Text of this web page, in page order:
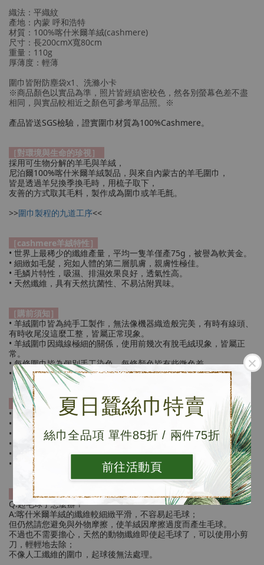
夏日蠶絲巾特賣
絲巾全品項 單件85折 / 兩件75折
前往活動頁
織法：平織紋
產地：內蒙 呼和浩特
材質：100%喀什米爾羊絨(cashmere)
尺寸：長200cmX寬80cm
重量：110g
厚薄度：輕薄
圍巾皆附防塵袋x1、洗滌小卡
※商品顏色以實品為準，照片皆經縝密校色，然各別螢幕色差不盡
相同，與實品較相近之顏色可參考單品照。※
產品皆送SGS檢驗，證實圍巾材質為100%Cashmere。
［對環境與生命的珍視］
採用可生物分解的羊毛與羊絨，
尼泊爾100%喀什米爾羊絨製品，與來自內蒙古的羊毛圍巾，
皆是透過羊兒換季換毛時，用梳子取下，
友善的方式取其毛料，製作成為圍巾或羊毛氈。
>>圍巾製程的九道工序<<
［cashmere羊絨特性］
• 世界上最稀少的纖維產量，平均一隻羊僅產75g，被譽為軟黃金。
• 細緻如毛髮，宛如人體的第二層肌膚，親膚性極佳。
• 毛鱗片特性，吸濕、排濕效果良好，透氣性高。
• 天然纖維，具有天然抗菌性、不易沾附異味。
［購前須知］
• 羊絨圍巾皆為純手工製作，無法像機器織造般完美，有時有線頭、
有時收尾沒這麼工整，皆屬正常現象。
• 羊絨圍巾因織線極細的關係，使用前幾次有脫毛絨現象，皆屬正
常。
• 每條圍巾皆為個別手工染色，每條顏色皆有些微色差。
• 網路鑑賞期7天，但並非試用期，退換貨請保持包裝及產品完整。
［保存方法］
• 建議乾洗，羊絨為動物纖維，不易吸附氣味。
• 避免不必要的外來物摩擦。
• 使用前期，應避免搭配深色上衣，以避免羊絨沾黏。
• 請遠離魔鬼氈。
• 平時可平鋪通風，保持乾燥。
• 換季時，請收入收納保護袋，並於周遭放置防蟲片、乾燥劑。
［常見ＱＡ］
Q:起毛球了怎麼辦？
A:喀什米爾羊絨的纖維較細緻平滑，不容易起毛球；
但仍然請您避免與外物摩擦，使羊絨因摩擦過度而產生毛球。
不過也不需要擔心，天然的動物纖維即使起毛球了，可以使用小剪
刀，輕輕地去除；
不像人工纖維的圍巾，起球後無法處理。